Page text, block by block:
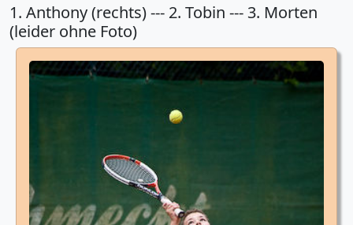
1. Anthony (rechts) --- 2. Tobin --- 3. Morten
(leider ohne Foto)